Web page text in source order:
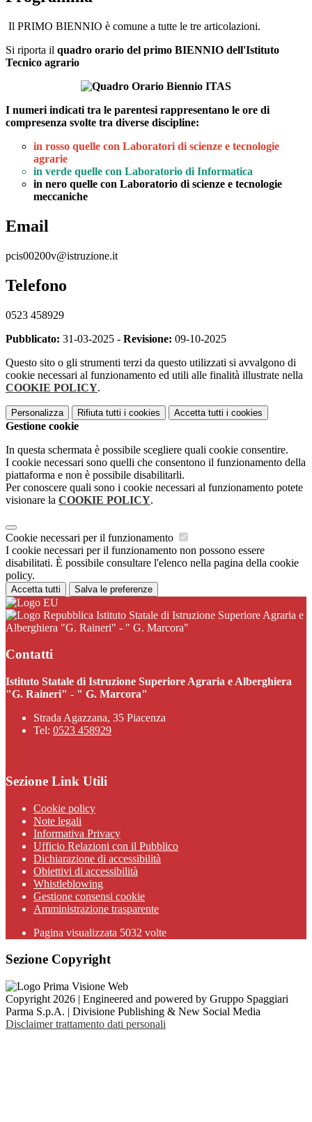
Il PRIMO BIENNIO è comune a tutte le tre articolazioni.
Si riporta il quadro orario del primo BIENNIO dell'Istituto
Tecnico agrario
I numeri indicati tra le parentesi rappresentano le ore di
compresenza svolte tra diverse discipline:
in rosso quelle con Laboratori di scienze e tecnologie
agrarie
in verde quelle con Laboratorio di Informatica
in nero quelle con Laboratorio di scienze e tecnologie
meccaniche
Email
pcis00200v@istruzione.it
Telefono
0523 458929
Pubblicato: 31-03-2025 - Revisione: 09-10-2025
Questo sito o gli strumenti terzi da questo utilizzati si avvalgono di
cookie necessari al funzionamento ed utili alle finalità illustrate nella
COOKIE POLICY.
Personalizza Rifiuta tutti i cookies Accetta tutti i cookies
Gestione cookie
In questa schermata è possibile scegliere quali cookie consentire.
I cookie necessari sono quelli che consentono il funzionamento della
piattaforma e non è possibile disabilitarli.
Per conoscere quali sono i cookie necessari al funzionamento potete
visionare la COOKIE POLICY.
Cookie necessari per il funzionamento
I cookie necessari per il funzionamento non possono essere
disabilitati. È possibile consultare l'elenco nella pagina della cookie
policy.
Accetta tutti Salva le preferenze
Istituto Statale di Istruzione Superiore Agraria e
Alberghiera "G. Raineri" - " G. Marcora"
Contatti
Istituto Statale di Istruzione Superiore Agraria e Alberghiera
"G. Raineri" - " G. Marcora"
Strada Agazzana, 35 Piacenza
Tel: 0523 458929
Sezione Link Utili
Cookie policy
Note legali
Informativa Privacy
Ufficio Relazioni con il Pubblico
Dichiarazione di accessibilità
Obiettivi di accessibilità
Whistleblowing
Gestione consensi cookie
Amministrazione trasparente
Pagina visualizzata 5032 volte
Sezione Copyright
Copyright 2026 | Engineered and powered by Gruppo Spaggiari
Parma S.p.A. | Divisione Publishing & New Social Media
Disclaimer trattamento dati personali